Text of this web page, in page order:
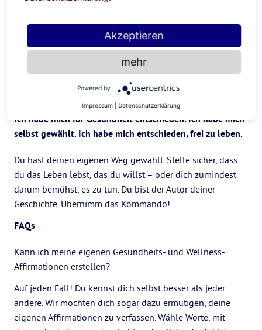
Vergangenheit, denn ich weiß, dass wir nicht ohne Fehler
Das Festhalten an der Vergangenheit hindert dich daran,
die Gegenwart zu erleben. Jeder macht Fehler, aber es ist
ein Fehler, ein Leben ohne Vergebung zu führen.
Ich habe mich für Gesundheit entschieden. Ich habe mich
selbst gewählt. Ich habe mich entschieden, frei zu leben.
Du hast deinen eigenen Weg gewählt. Stelle sicher, dass
du das Leben lebst, das du willst – oder dich zumindest
darum bemühst, es zu tun. Du bist der Autor deiner
Geschichte. Übernimm das Kommando!
FAQs
Kann ich meine eigenen Gesundheits- und Wellness-
Affirmationen erstellen?
Auf jeden Fall! Du kennst dich selbst besser als jeder
andere. Wir möchten dich sogar dazu ermutigen, deine
eigenen Affirmationen zu verfassen. Wähle Worte, mit
Akzeptieren
mehr
Powered by
Impressum Datenschutzerklärung